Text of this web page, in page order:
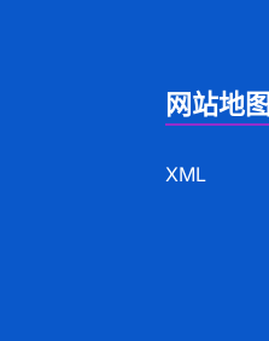
网站地图
XML